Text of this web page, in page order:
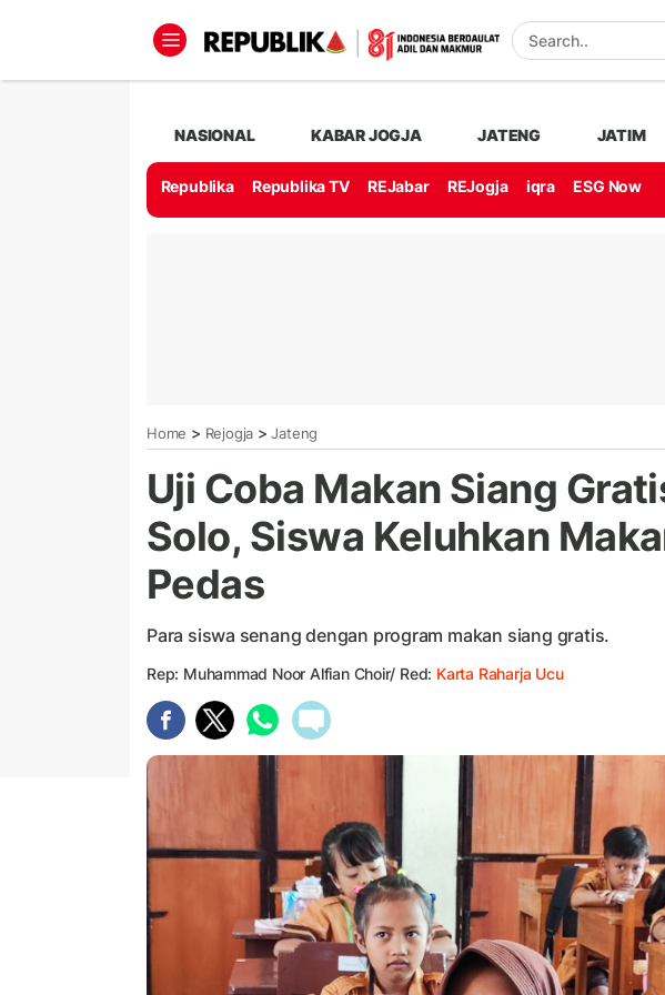
NASIONAL KABAR JOGJA JATENG JATIM
Republika Republika TV REJabar REJogja iqra ESG Now
Home > Rejogja > Jateng
Uji Coba Makan Siang
Solo, Siswa Keluhkan
Pedas
Para siswa senang dengan program makan siang gratis.
Rep: Muhammad Noor Alfian Choir/ Red: Karta Raharja Ucu